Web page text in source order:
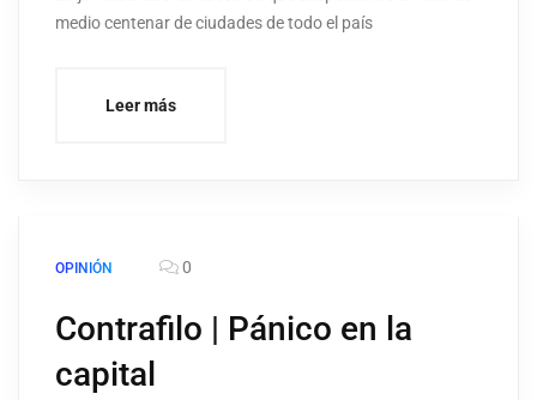
medio centenar de ciudades de todo el país
Leer más
OPINIÓN 0
Contrafilo | Pánico en la
capital